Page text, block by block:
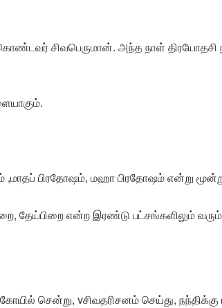
சிவபெருமான். அந்த நாள்
,மாதப் பிரதோஷம், மஹா பிரதோஷம் என்று
தேய்பிறை என்ற இரண்டு பட்சங்களிலும் வரும்
கோயில் சென்று, vசிவதரிசனம் செய்து,